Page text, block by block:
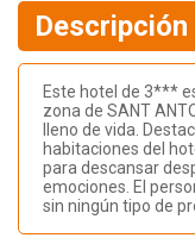
Descripción
Este hotel de 3***
zona de SANT
lleno de vida.
habitaciones del
para descansar
emociones. El
sin ningún tipo de